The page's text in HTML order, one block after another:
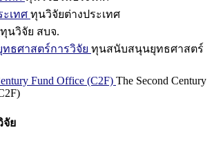
เทศ ทุนวิจัยต่างประเทศ
ทุนวิจัย สบจ.
ธศาสตร์การวิจัย ทุนสนับสนุนยุทธศาสตร์
Fund Office (C2F) The Second Century
จัย